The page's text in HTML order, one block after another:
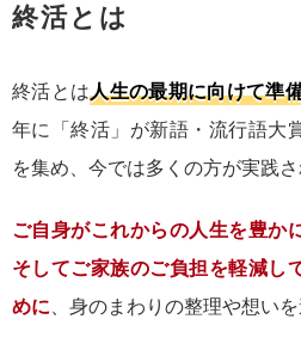
終活とは
終活とは人生の最期に向けて準
年に「終活」が新語・流行語大
を集め、今では多くの方が実践
ご自身がこれからの人生を豊か
そしてご家族のご負担を軽減し
めに 、身のまわりの整理や想い